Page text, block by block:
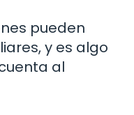
pueden
y es algo
al